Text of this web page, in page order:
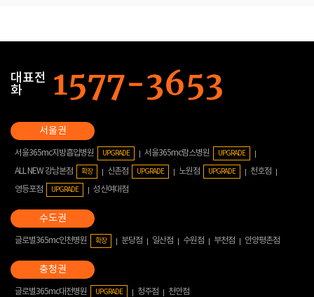
대표전
화
서울365mc지방흡입병원 UPGRADE 서울365mc람스병원 UPGRADE
ALL NEW 강남본점 확장 신촌점 UPGRADE 노원점 UPGRADE
천호점
영등포점
UPGRADE 성신여대점
글로벌365mc인천병원 확장 분당점 일산점 수원점 부천점 안양평촌점
글로벌365mc대전병원 UPGRADE 청주점 천안점